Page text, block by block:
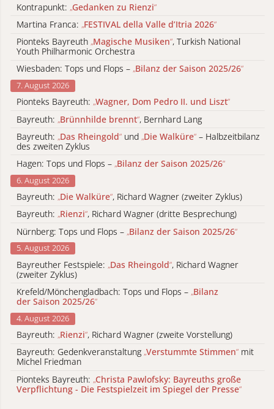
Kontrapunkt: „Gedanken zu Rienzi“
Martina Franca: „FESTIVAL della Valle d’Itria 2026“
Pionteks Bayreuth „Magische Musiken“, Turkish National
Youth Philharmonic Orchestra
Wiesbaden: Tops und Flops – „Bilanz der Saison 2025/26“
7. August 2026
Pionteks Bayreuth: „Wagner, Dom Pedro II. und Liszt“
Bayreuth: „Brünnhilde brennt“, Bernhard Lang
Bayreuth: „Das Rheingold“ und „Die Walküre“ – Halbzeitbilanz
des zweiten Zyklus
Hagen: Tops und Flops – „Bilanz der Saison 2025/26“
6. August 2026
Bayreuth: „Die Walküre“, Richard Wagner (zweiter Zyklus)
Bayreuth: „Rienzi“, Richard Wagner (dritte Besprechung)
Nürnberg: Tops und Flops – „Bilanz der Saison 2025/26“
5. August 2026
Bayreuther Festspiele: „Das Rheingold“, Richard Wagner
(zweiter Zyklus)
Krefeld/Mönchengladbach: Tops und Flops – „Bilanz
der Saison 2025/26“
4. August 2026
Bayreuth: „Rienzi“, Richard Wagner (zweite Vorstellung)
Bayreuth: Gedenkveranstaltung „Verstummte Stimmen“ mit
Michel Friedman
Pionteks Bayreuth: „Christa Pawlofsky: Bayreuths große
Verpflichtung - Die Festspielzeit im Spiegel der Presse“